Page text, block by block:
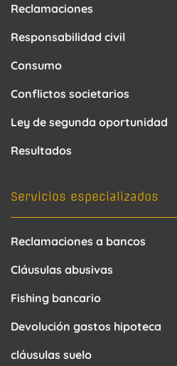
Reclamaciones
Responsabilidad civil
Consumo
Conflictos societarios
Ley de segunda oportunidad
Resultados
Servicios especializados
Reclamaciones a bancos
Cláusulas abusivas
Fishing bancario
Devolución gastos hipoteca
cláusulas suelo